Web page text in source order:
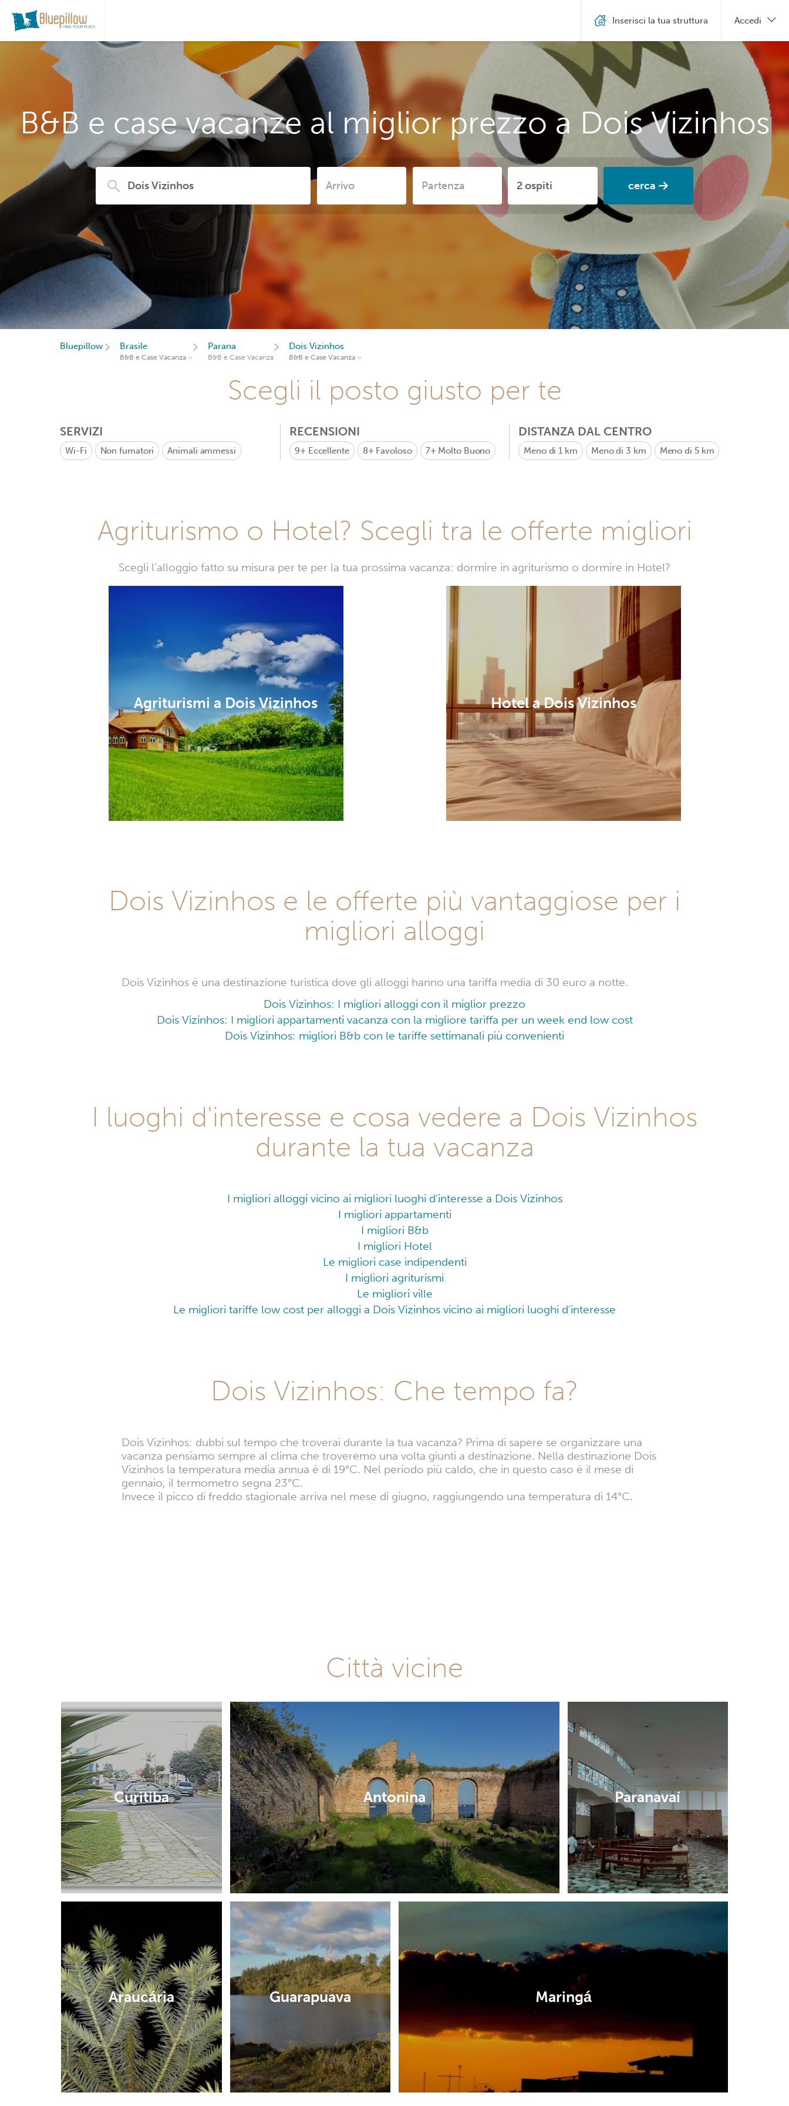
B&B e case vacanze al miglior prezzo a Dois Vizinhos
cerca
Inserisci la tua struttura Accedi
Bluepillow Brasile
B&B e Case Vacanza
Parana
B&B e Case Vacanza
Dois Vizinhos
B&B e Case Vacanza
Scegli il posto giusto per te
SERVIZI
Wi-Fi Non fumatori Animali ammessi
RECENSIONI
9+ Eccellente 8+ Favoloso 7+ Molto Buono
DISTANZA DAL CENTRO
Meno di 1 km Meno di 3 km Meno di 5 km
Agriturismo o Hotel? Scegli tra le offerte migliori
Scegli l’alloggio fatto su misura per te per la tua prossima vacanza: dormire in agriturismo o dormire in Hotel?
Agriturismi a Dois Vizinhos Hotel a Dois Vizinhos
Dois Vizinhos e le offerte più vantaggiose per i
migliori alloggi
Dois Vizinhos è una destinazione turistica dove gli alloggi hanno una tariffa media di 30 euro a notte.
Dois Vizinhos: I migliori alloggi con il miglior prezzo
Dois Vizinhos: I migliori appartamenti vacanza con la migliore tariffa per un week end low cost
Dois Vizinhos: migliori B&b con le tariffe settimanali più convenienti
I luoghi d'interesse e cosa vedere a Dois Vizinhos
durante la tua vacanza
I migliori alloggi vicino ai migliori luoghi d'interesse a Dois Vizinhos
I migliori appartamenti
I migliori B&b
I migliori Hotel
Le migliori case indipendenti
I migliori agriturismi
Le migliori ville
Le migliori tariffe low cost per alloggi a Dois Vizinhos vicino ai migliori luoghi d'interesse
Dois Vizinhos: Che tempo fa?
Dois Vizinhos: dubbi sul tempo che troverai durante la tua vacanza? Prima di sapere se organizzare una
vacanza pensiamo sempre al clima che troveremo una volta giunti a destinazione. Nella destinazione Dois
Vizinhos la temperatura media annua è di 19°C. Nel periodo più caldo, che in questo caso è il mese di
gennaio, il termometro segna 23°C.
Invece il picco di freddo stagionale arriva nel mese di giugno, raggiungendo una temperatura di 14°C.
Città vicine
Curitiba Antonina Paranavaí
Araucária Guarapuava Maringá